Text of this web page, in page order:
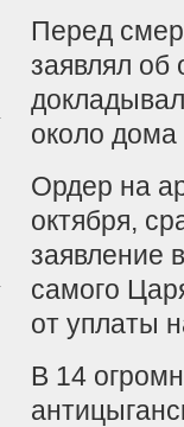
Перед
заявлял об
около
Ордер на
октября,
заявление
самого
от уплаты
В 14